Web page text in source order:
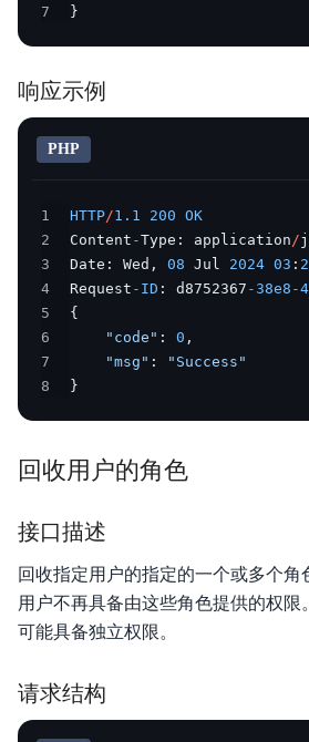
7 }
响应示例
PHP
1 HTTP/1.1 200 OK
2
Content -Type : application /
3
Date : Wed , 08 Jul 2024 03 :
4
Request - ID : d8752367 -38e8 -
5
{
6
"code" : 0 ,
7
"msg" :
"Success"
8
}
回收用户的角色
接口描述
回收指定用户的指定的一个或多个
用户不再具备由这些角色提供的权限
可能具备独立权限。
请求结构